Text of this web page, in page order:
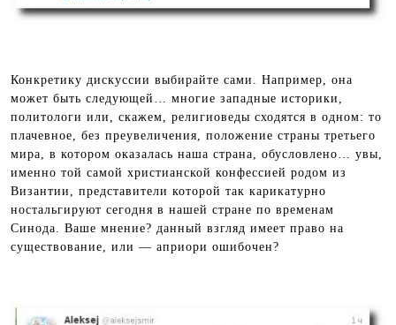
Конкретику дискуссии выбирайте сами. Например, она
может быть следующей… многие западные историки,
политологи или, скажем, религиоведы сходятся в одном: то
плачевное, без преувеличения, положение страны третьего
мира, в котором оказалась наша страна, обусловлено… увы,
именно той самой христианской конфессией родом из
Византии, представители которой так карикатурно
ностальгируют сегодня в нашей стране по временам
Синода. Ваше мнение? данный взгляд имеет право на
существование, или — априори ошибочен?